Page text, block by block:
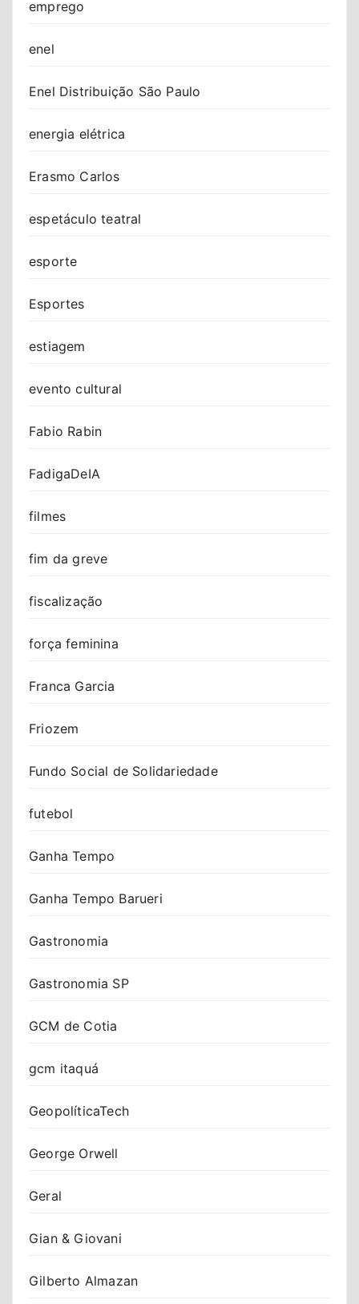
emprego
enel
Enel Distribuição São Paulo
energia elétrica
Erasmo Carlos
espetáculo teatral
esporte
Esportes
estiagem
evento cultural
Fabio Rabin
FadigaDeIA
filmes
fim da greve
fiscalização
força feminina
Franca Garcia
Friozem
Fundo Social de Solidariedade
futebol
Ganha Tempo
Ganha Tempo Barueri
Gastronomia
Gastronomia SP
GCM de Cotia
gcm itaquá
GeopolíticaTech
George Orwell
Geral
Gian & Giovani
Gilberto Almazan